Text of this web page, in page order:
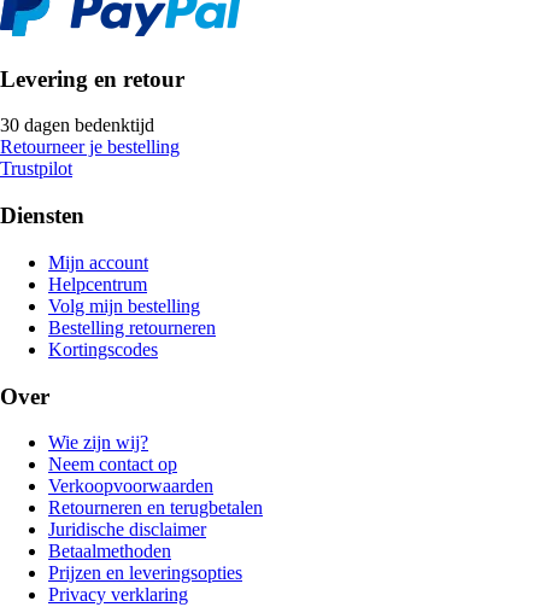
Levering en retour
30 dagen bedenktijd
Retourneer je bestelling
Trustpilot
Diensten
Mijn account
Helpcentrum
Volg mijn bestelling
Bestelling retourneren
Kortingscodes
Over
Wie zijn wij?
Neem contact op
Verkoopvoorwaarden
Retourneren en terugbetalen
Juridische disclaimer
Betaalmethoden
Prijzen en leveringsopties
Privacy verklaring